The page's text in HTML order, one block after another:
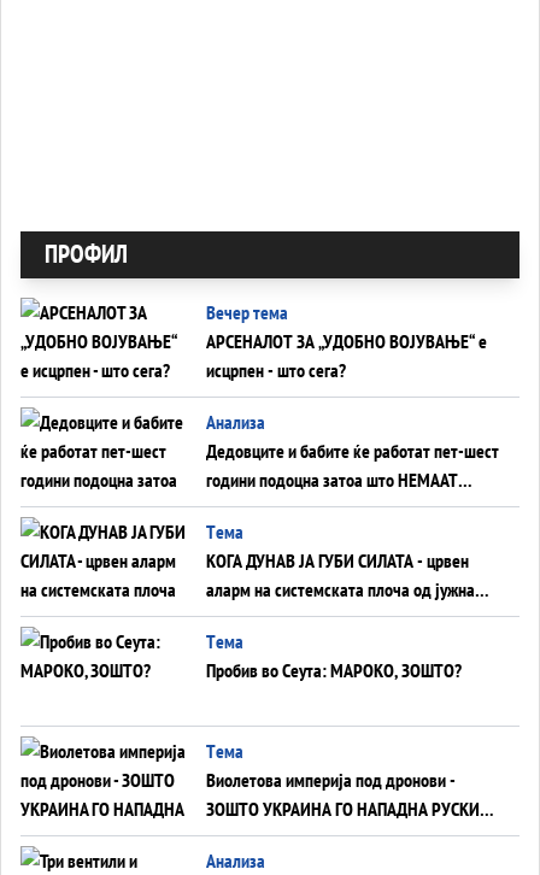
ПРОФИЛ
Вечер тема
АРСЕНАЛОТ ЗА „УДОБНО ВОЈУВАЊЕ“ е
исцрпен - што сега?
Анализа
Дедовците и бабите ќе работат пет-шест
години подоцна затоа што НЕМААТ
ВНУЦИ ДА ГИ ЗАМЕНАТ
Tема
КОГА ДУНАВ ЈА ГУБИ СИЛАТА - црвен
аларм на системската плоча од јужна
Германија до Црното Море...
Tема
Пробив во Сеута: МАРОКО, ЗОШТО?
Tема
Виолетова империја под дронови -
ЗОШТО УКРАИНА ГО НАПАДНА РУСКИОТ
WILDBERRIES
Aнализа